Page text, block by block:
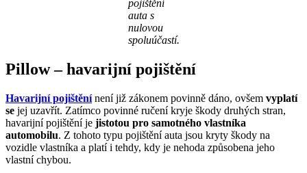
pojištění
auta s
nulovou
spoluúčastí.
Pillow – havarijní pojištění
Havarijní pojištěnínení již zákonem povinně dáno, ovšem vyplatí
se jej uzavřít. Zatímco povinné ručení kryje škody druhých stran,
havarijní pojištění je jistotou pro samotného vlastníka
automobilu. Z tohoto typu pojištění auta jsou kryty škody na
vozidle vlastníka a platí i tehdy, kdy je nehoda způsobena jeho
vlastní chybou.